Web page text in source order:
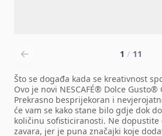
1 / 11
Što se događa kada se kreativnost
Ovo je novi NESCAFÉ® Dolce
Prekrasno besprijekoran i
će vam se kako stane bilo gdje dok
količinu sofisticiranosti. Ne dopustite
zavara, jer je puna značajki koje